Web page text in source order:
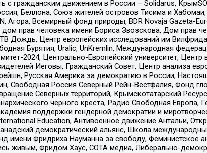
с гражданским движением в России – Solidarus,
Беллона, Союз жителей островов Тисима и
Агора, Всемирный фонд природы, BDR Novaja Gazeta-
дом прав человека имени Бориса Звозскова, Дом прав
Дождь, Центр европейских исследований им
Бурятия, Uralic, UnKremlin, Международная
2024, Центрально-Европейский университет,
Иеговы, Гражданский Совет, Центр анализа
Русская Америка за демократию в России,
Свободная Россия Северный Рейн-Вестфалия, Фонд
Северных территорий, Крымскотатарский
черного креста, Радио Свободная
поддержки гендерной демократии и
Education, Антивоенное движение Антальи,
демократический альянс, Школа
имени Фридриха Науманна за свободу, Феминистское
живым, Фридом Хаус, СОТА медиа, Либерально-